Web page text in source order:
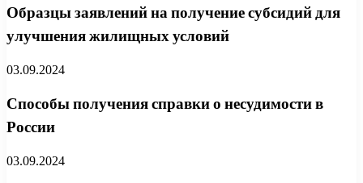
Образцы заявлений на получение субсидий для
улучшения жилищных условий
03.09.2024
Способы получения справки о несудимости в
России
03.09.2024